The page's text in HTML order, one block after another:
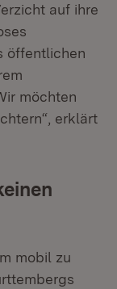
auf ihre
öffentlichen
möchten
erklärt
mobil zu